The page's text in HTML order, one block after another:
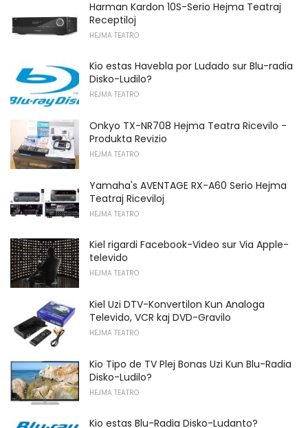
Harman Kardon 10S-Serio Hejma Teatraj
Receptiloj
HEJMA TEATRO
Kio estas Havebla por Ludado sur Blu-radia
Disko-Ludilo?
HEJMA TEATRO
Onkyo TX-NR708 Hejma Teatra Ricevilo -
Produkta Revizio
HEJMA TEATRO
Yamaha's AVENTAGE RX-A60 Serio Hejma
Teatraj Riceviloj
HEJMA TEATRO
Kiel rigardi Facebook-Video sur Via Apple-
televido
HEJMA TEATRO
Kiel Uzi DTV-Konvertilon Kun Analoga
Televido, VCR kaj DVD-Gravilo
HEJMA TEATRO
Kio Tipo de TV Plej Bonas Uzi Kun Blu-Radia
Disko-Ludilo?
HEJMA TEATRO
Kio estas Blu-Radia Disko-Ludanto?